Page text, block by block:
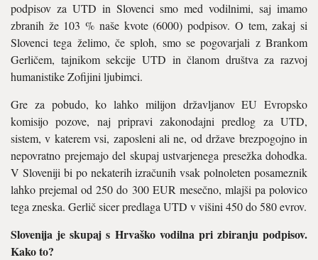
podpisov za UTD in Slovenci smo med vodilnimi, saj imamo
zbranih že 103 % naše kvote (6000) podpisov. O tem, zakaj si
Slovenci tega želimo, če sploh, smo se pogovarjali z Brankom
Gerličem, tajnikom sekcije UTD in članom društva za razvoj
humanistike Zofijini ljubimci.
Gre za pobudo, ko lahko milijon državljanov EU Evropsko
komisijo pozove, naj pripravi zakonodajni predlog za UTD,
sistem, v katerem vsi, zaposleni ali ne, od države brezpogojno in
nepovratno prejemajo del skupaj ustvarjenega presežka dohodka.
V Sloveniji bi po nekaterih izračunih vsak polnoleten posameznik
lahko prejemal od 250 do 300 EUR mesečno, mlajši pa polovico
tega zneska. Gerlič sicer predlaga UTD v višini 450 do 580 evrov.
Slovenija je skupaj s Hrvaško vodilna pri zbiranju podpisov.
Kako to?